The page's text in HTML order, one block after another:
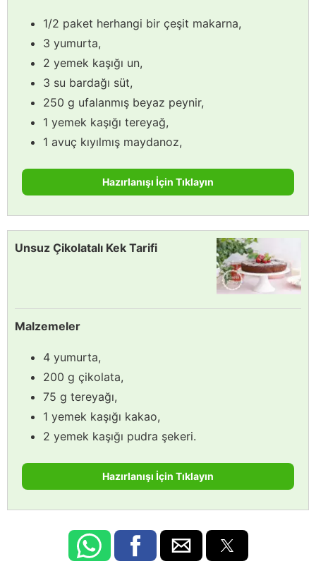
1/2 paket herhangi bir çeşit makarna,
3 yumurta,
2 yemek kaşığı un,
3 su bardağı süt,
250 g ufalanmış beyaz peynir,
1 yemek kaşığı tereyağ,
1 avuç kıyılmış maydanoz,
Hazırlanışı İçin Tıklayın
Unsuz Çikolatalı Kek Tarifi
Malzemeler
4 yumurta,
200 g çikolata,
75 g tereyağı,
1 yemek kaşığı kakao,
2 yemek kaşığı pudra şekeri.
Hazırlanışı İçin Tıklayın